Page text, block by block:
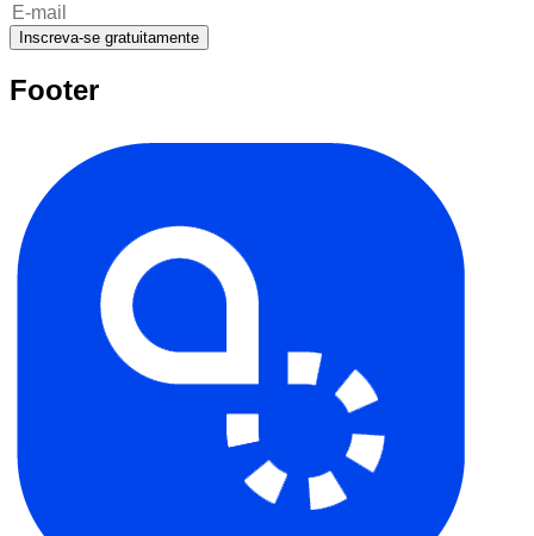
Inscreva-se gratuitamente
Footer